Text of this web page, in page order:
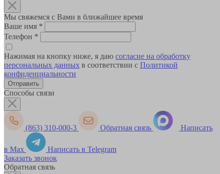
Мы свяжемся с Вами в ближайшее время
Ваше имя *
Телефон *
Нажимая на кнопку ниже, я даю согласие на обработку
персональных данных в соответствии с Политикой
конфиденциальности
Способы связи
(863) 310-000-3 Обратная связь Написать
в Max
Написать в Telegram
Заказать звонок
Обратная связь